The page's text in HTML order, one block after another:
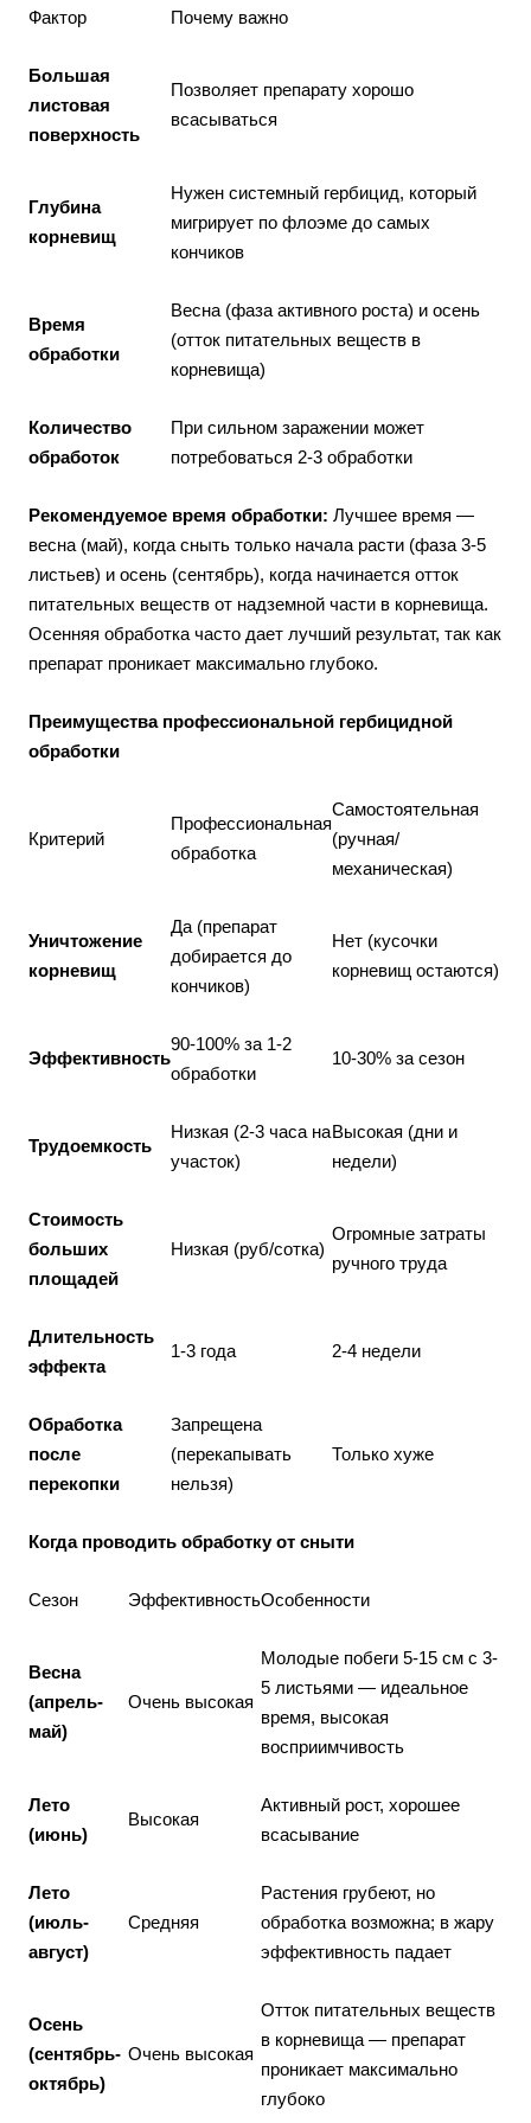
Фактор Почему важно
Большая
листовая
поверхность
Позволяет препарату хорошо
всасываться
Глубина
корневищ
Нужен системный гербицид, который
мигрирует по флоэме до самых
кончиков
Время
обработки
Весна (фаза активного роста) и осень
(отток питательных веществ в
корневища)
Количество
обработок
При сильном заражении может
потребоваться 2-3 обработки
Рекомендуемое время обработки: Лучшее время —
весна (май), когда сныть только начала расти (фаза 3-5
листьев) и осень (сентябрь), когда начинается отток
питательных веществ от надземной части в корневища.
Осенняя обработка часто дает лучший результат, так как
препарат проникает максимально глубоко.
Преимущества профессиональной гербицидной
обработки
Критерий
Профессиональная
обработка
Самостоятельная
(ручная/
механическая)
Уничтожение
корневищ
Да (препарат
добирается до
кончиков)
Нет (кусочки
корневищ остаются)
Эффективность
90-100% за 1-2
обработки
10-30% за сезон
Трудоемкость
Низкая (2-3 часа на
участок)
Высокая (дни и
недели)
Стоимость
больших
площадей
Низкая (руб/сотка)
Огромные затраты
ручного труда
Длительность
эффекта
1-3 года 2-4 недели
Обработка
после
перекопки
Запрещена
(перекапывать
нельзя)
Только хуже
Когда проводить обработку от сныти
Сезон ЭффективностьОсобенности
Весна
(апрель-
май)
Очень высокая
Молодые побеги 5-15 см с 3-
5 листьями — идеальное
время, высокая
восприимчивость
Лето
(июнь)
Высокая
Активный рост, хорошее
всасывание
Лето
(июль-
август)
Средняя
Растения грубеют, но
обработка возможна; в жару
эффективность падает
Осень
(сентябрь-
октябрь)
Очень высокая
Отток питательных веществ
в корневища — препарат
проникает максимально
глубоко